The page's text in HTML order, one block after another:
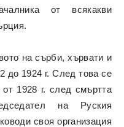
от всякакви
на сърби, хървати и
до 1924 г. След това се
1928 г. след смъртта
на Руския
своя организация